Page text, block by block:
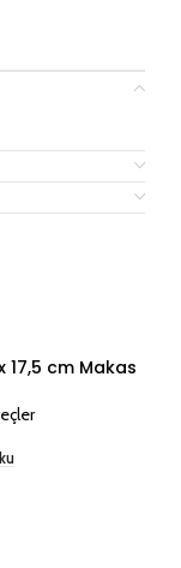
17,5 cm Makas